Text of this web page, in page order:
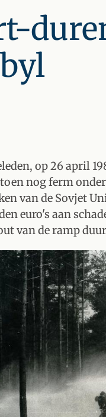
op 26 april
nog ferm
van de Sovjet
euro's aan
van de ramp